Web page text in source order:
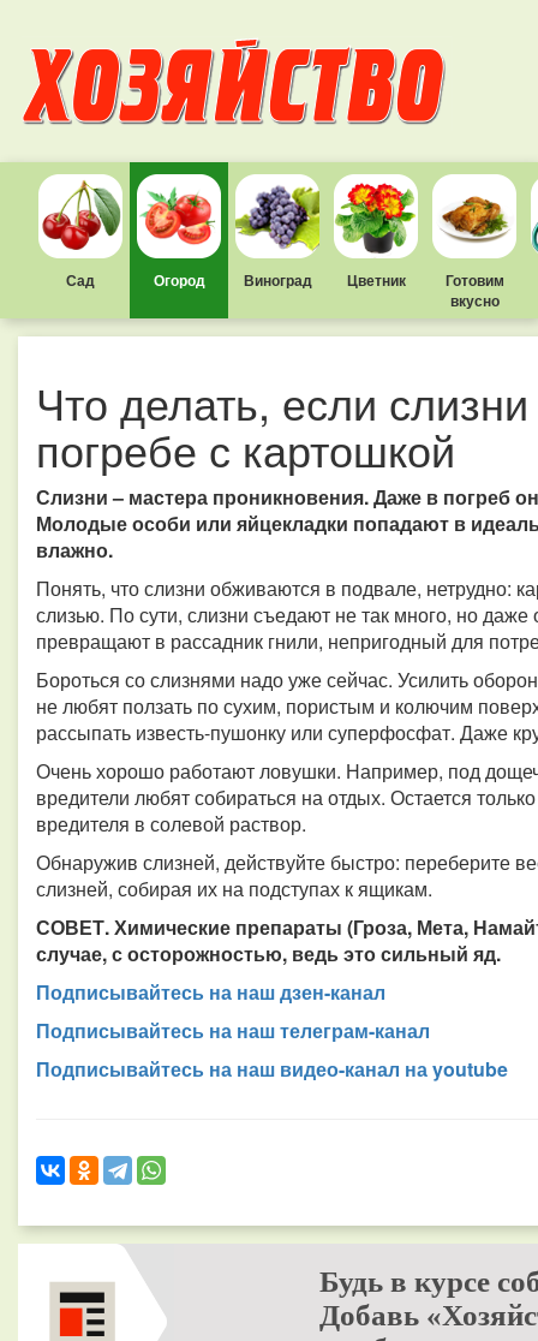
Сад Огород Виноград Цветник
Готовим
вкусно
Что делать, если
погребе с картошкой
Слизни – мастера проникновения. Даже в погреб
Молодые особи или яйцекладки попадают в
влажно.
Понять, что слизни обживаются в подвале, нетрудно:
слизью. По сути, слизни съедают не так много, но
превращают в рассадник гнили, непригодный для
Бороться со слизнями надо уже сейчас. Усилить
не любят ползать по сухим, пористым и колючим
рассыпать известь-пушонку или суперфосфат. Даже
Очень хорошо работают ловушки. Например, под
вредители любят собираться на отдых. Остается
вредителя в солевой раствор.
Обнаружив слизней, действуйте быстро: переберите
слизней, собирая их на подступах к ящикам.
СОВЕТ. Химические препараты (Гроза, Мета,
случае, с осторожностью, ведь это сильный яд.
Подписывайтесь на наш дзен-канал
Подписывайтесь на наш телеграм-канал
Подписывайтесь на наш видео-канал на youtube
Будь в курсе
Добавь